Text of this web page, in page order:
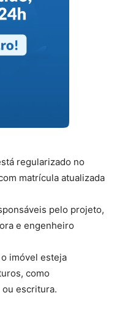
regularizado no
matrícula atualizada
pelo projeto,
e engenheiro
imóvel esteja
como
escritura.